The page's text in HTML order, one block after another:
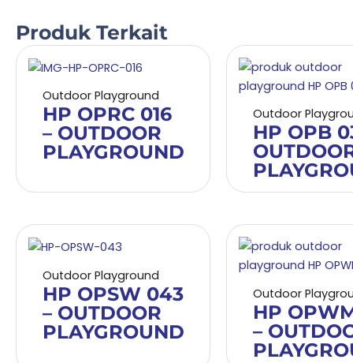
Produk Terkait
Outdoor Playground
HP OPRC 016
– OUTDOOR
PLAYGROUND
Outdoor
HP OPB
Outdoor Playground
HP OPSW 043
– OUTDOOR
PLAYGROUND
Outdoor
HP
–